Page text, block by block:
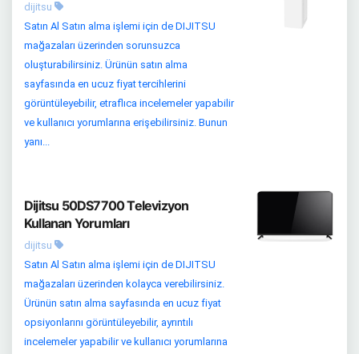
dijitsu
Satın Al Satın alma işlemi için de DIJITSU
mağazaları üzerinden sorunsuzca
oluşturabilirsiniz. Ürünün satın alma
sayfasında en ucuz fiyat tercihlerini
görüntüleyebilir, etraflıca incelemeler yapabilir
ve kullanıcı yorumlarına erişebilirsiniz. Bunun
yanı...
Dijitsu 50DS7700 Televizyon
Kullanan Yorumları
dijitsu
Satın Al Satın alma işlemi için de DIJITSU
mağazaları üzerinden kolayca verebilirsiniz.
Ürünün satın alma sayfasında en ucuz fiyat
opsiyonlarını görüntüleyebilir, ayrıntılı
incelemeler yapabilir ve kullanıcı yorumlarına